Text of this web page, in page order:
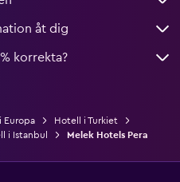
åt dig
korrekta?
Europa
Hotell i Turkiet
i Istanbul Melek Hotels Pera